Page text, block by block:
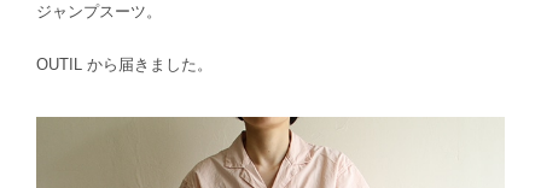
ジャンプスーツ。
OUTIL から届きました。